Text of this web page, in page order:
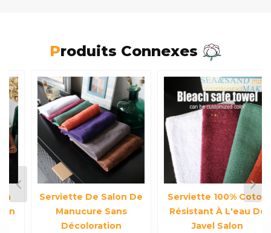
Produits Connexes
Serviette De Salon De
Manucure Sans
Décoloration
Serviette 100% Coton
Résistant À L'eau De
Javel Salon